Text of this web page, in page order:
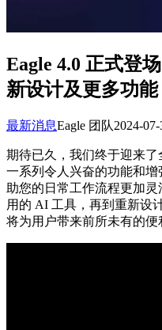
Eagle 4.0 正式登
新设计及更多功能
最新消息Eagle 团队2024-07-
期待已久，我们终于迎来了
一系列令人兴奋的功能和
助您的日常工作流程更加
用的 AI 工具，再到重新设
将为用户带来前所未有的便